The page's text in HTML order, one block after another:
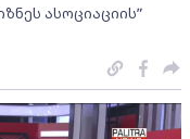
ასოციაციის”